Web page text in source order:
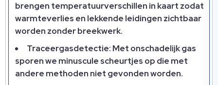
brengen temperatuurverschillen in kaart zodat
warmteverlies en lekkende leidingen zichtbaar
worden zonder breekwerk.​
Traceergasdetectie: Met onschadelijk gas
sporen we minuscule scheurtjes op die met
andere methoden niet gevonden worden.​